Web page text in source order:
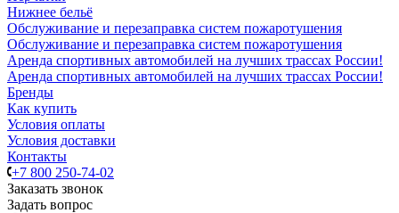
Нижнее бельё
Обслуживание и перезаправка систем пожаротушения
Обслуживание и перезаправка систем пожаротушения
Аренда спортивных автомобилей на лучших трассах России!
Аренда спортивных автомобилей на лучших трассах России!
Бренды
Как купить
Условия оплаты
Условия доставки
Контакты
+7 800 250-74-02
Заказать звонок
Задать вопрос